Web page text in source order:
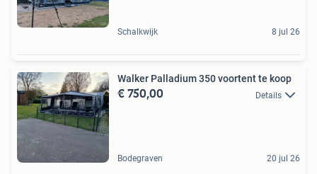
Schalkwijk 8 jul 26
Walker Palladium 350 voortent te koop
€ 750,00 Details
Bodegraven 20 jul 26